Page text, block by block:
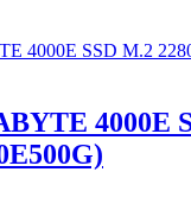
4000E